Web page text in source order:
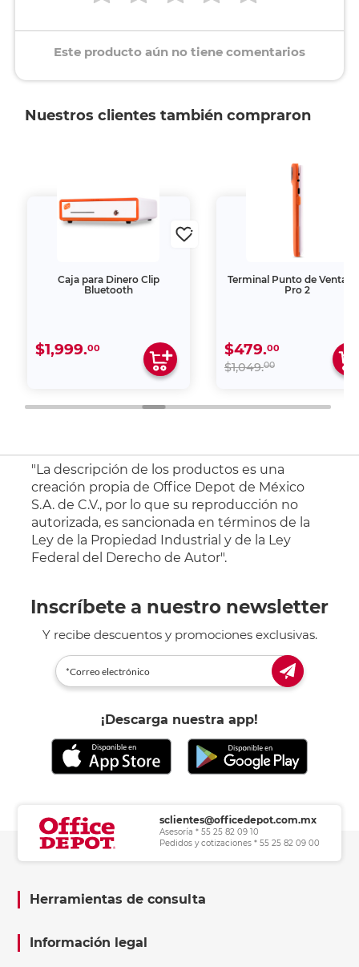
Este producto aún no tiene comentarios
Nuestros clientes también compraron
Caja para Dinero Clip
Bluetooth
$1,999.00
Terminal Punto de Venta
Pro 2
$479.00
$1,049.00
"La descripción de los productos es una
creación propia de Office Depot de México
S.A. de C.V., por lo que su reproducción no
autorizada, es sancionada en términos de la
Ley de la Propiedad Industrial y de la Ley
Federal del Derecho de Autor".
Inscríbete a nuestro newsletter
Y recibe descuentos y promociones exclusivas.
¡Descarga nuestra app!
sclientes@officedepot.com.mx
Asesoría * 55 25 82 09 10
Pedidos y cotizaciones * 55 25 82 09 00
Herramientas de consulta
Información legal